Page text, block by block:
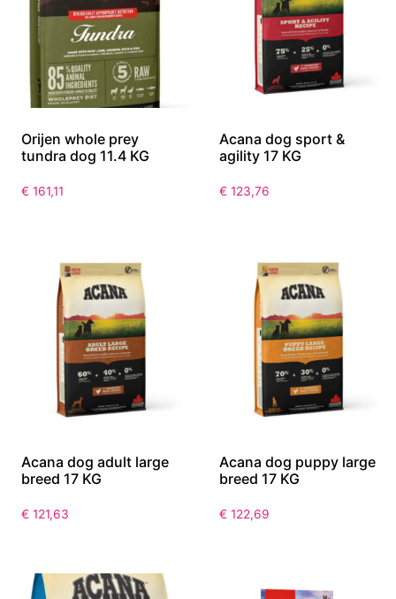
Orijen whole prey
tundra dog 11.4 KG
€ 161,11
Acana dog sport &
agility 17 KG
€ 123,76
Acana dog adult large
breed 17 KG
€ 121,63
Acana dog puppy large
breed 17 KG
€ 122,69